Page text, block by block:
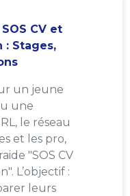
CV et
Stages,
un jeune
une
le réseau
et les pro,
"SOS CV
L’objectif :
leurs